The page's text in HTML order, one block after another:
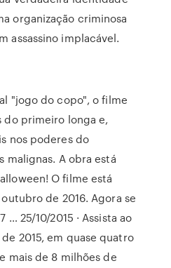
organização criminosa
assassino implacável.
"jogo do copo", o filme
do primeiro longa e,
nos poderes do
malignas. A obra está
O filme está
de 2016. Agora se
… 25/10/2015 · Assista ao
2015, em quase quatro
mais de 8 milhões de